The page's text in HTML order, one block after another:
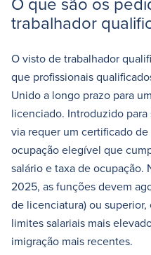
trabalhador
O visto de trabalhador
que profissionais
Unido a longo prazo para
licenciado. Introduzido
via requer um certificado
ocupação elegível que
salário e taxa de ocupação.
2025, as funções devem
de licenciatura) ou
limites salariais mais
imigração mais recentes.